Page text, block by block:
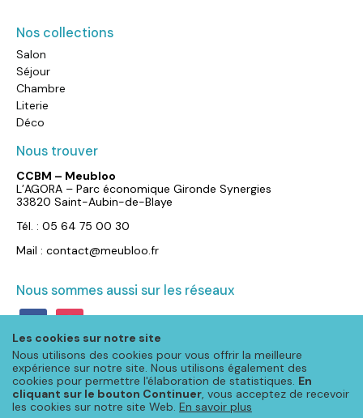
Les cookies sur notre site
Nous utilisons des cookies pour vous offrir la meilleure
expérience sur notre site. Nous utilisons également des
cookies pour permettre l'élaboration de statistiques. En
cliquant sur le bouton Continuer, vous acceptez de recevoir
les cookies sur notre site Web. En savoir plus
Nos collections
Salon
Séjour
Chambre
Literie
Déco
Nous trouver
CCBM – Meubloo
L’AGORA – Parc économique Gironde Synergies
33820 Saint-Aubin-de-Blaye
Tél. : 05 64 75 00 30
Mail : contact@meubloo.fr
Nous sommes aussi sur les réseaux
facebookinstagram